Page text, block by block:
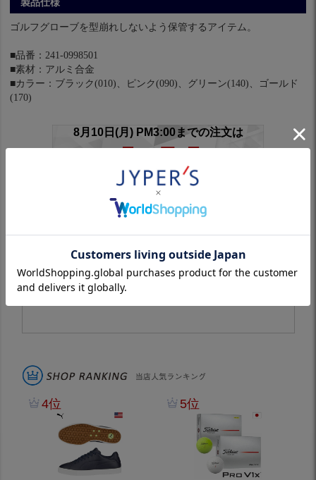
製品仕様
ゴルフグローブを型崩れしないよう保管するアイテム。
■品番：241-0998501
■素材：アルミ合金
■カラー：ブラック(010)、ピンク(090)、グリーン(140)、ゴールド
(170)
※スリーブ付きシャフトは対象外